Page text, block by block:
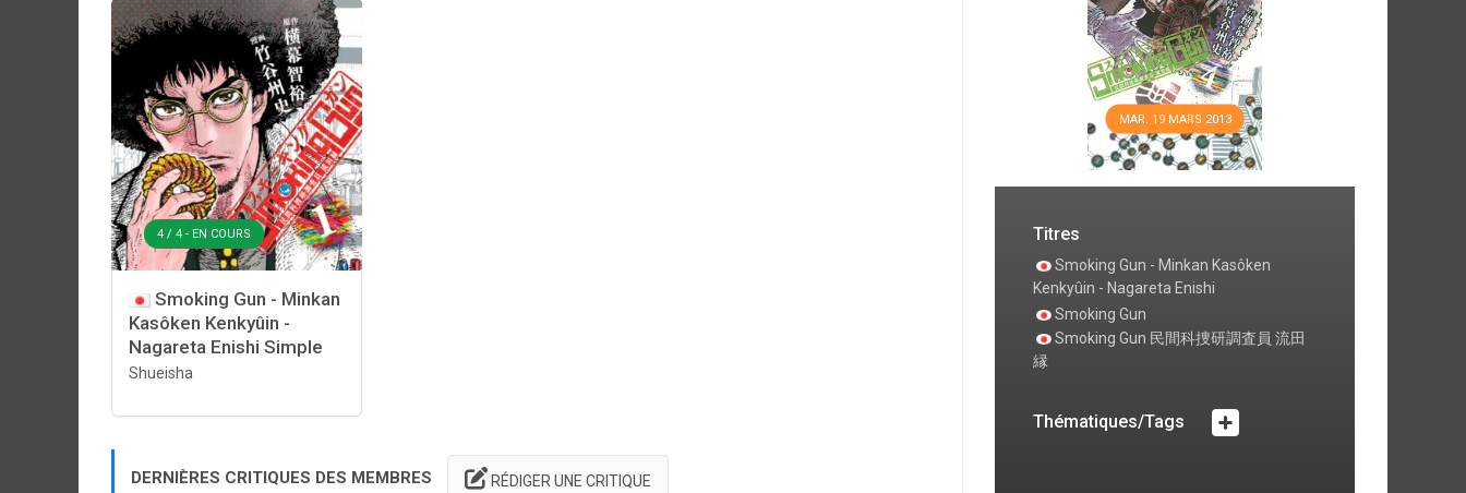
4 / 4 - EN COURS
Smoking Gun - Minkan
Kasôken Kenkyûin -
Nagareta Enishi Simple
Shueisha
DERNIÈRES CRITIQUES DES MEMBRES RÉDIGER UNE CRITIQUE
MAR. 19 MARS 2013
Titres
Smoking Gun - Minkan Kasôken
Kenkyûin - Nagareta Enishi
Smoking Gun
Smoking Gun 民間科捜研調査員 流田
縁
Thématiques/Tags